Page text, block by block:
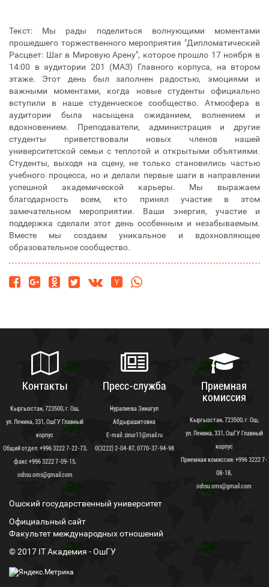
Текст: Мы рады поделиться волнующими моментами
прошедшего торжественного мероприятия "Дипломатический
Расцвет: Шаг в Мировую Арену", которое прошло 17 ноября в
14:00 в аудитории 201 (МАЗ) Главного корпуса, на втором
этаже. Этот день был заполнен радостью, эмоциями и
важными моментами, когда новые студенты официально
вступили в наше студенческое сообщество. Атмосфера в
аудитории была насыщена ожиданием, волнением и
вдохновением. Преподаватели, администрация и другие
студенты приветствовали новых членов нашей
университетской семьи с теплотой и открытыми объятиями.
Студенты, выходя на сцену, не только становились частью
учебного процесса, но и делали первые шаги в направлении
успешной академической карьеры. Мы выражаем
благодарность всем, кто принял участие в этом
замечательном мероприятии. Ваши энергия, участие и
поддержка сделали этот день особенным и незабываемым.
Вместе мы создаем уникальное и вдохновляющее
образовательное сообщество.
Контакты
Кыргызстан, 723500, г. Ош,
ул. Ленина, 331, ОшГУ Главный
корпус
Общий отдел: +996 3222 7-22-73,
факс +996 3222 7-09-15,
oshsu.oms@gmail.com
Пресс-служба
Нуралиева Зинагул
Абдырашитовна
Е-mail: zinur11@mail.ru
0(3222) 2-04-87, 0770-37-94-98
Приемная
комиссия
Кыргызстан, 723500, г. Ош,
ул. Ленина, 331, ОшГУ Главный
корпус
Приемная комиссия: +996 3222 7-
08-18,
oshsu.oms@gmail.com
Ошский государственный университет
Официальный сайт
Факультет международных отношений
© 2017 IT Академия - OшГУ